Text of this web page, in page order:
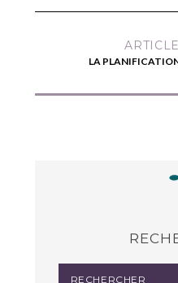
LA